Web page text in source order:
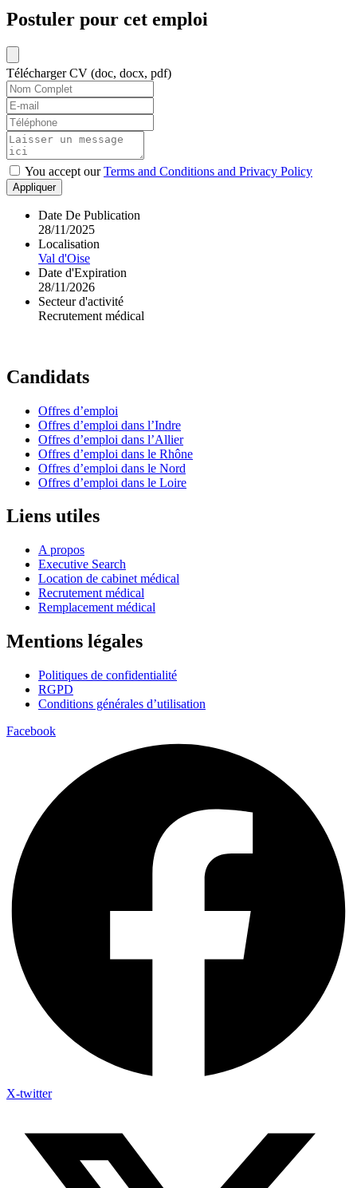
Postuler pour cet emploi
Télécharger CV (doc, docx, pdf)
You accept ourTerms and Conditions and Privacy Policy
Appliquer
Date De Publication
28/11/2025
Localisation
Val d'Oise
Date d'Expiration
28/11/2026
Secteur d'activité
Recrutement médical
Candidats
Offres d’emploi
Offres d’emploi dans l’Indre
Offres d’emploi dans l’Allier
Offres d’emploi dans le Rhône
Offres d’emploi dans le Nord
Offres d’emploi dans le Loire
Liens utiles
A propos
Executive Search
Location de cabinet médical
Recrutement médical
Remplacement médical
Mentions légales
Politiques de confidentialité
RGPD
Conditions générales d’utilisation
Facebook
X-twitter